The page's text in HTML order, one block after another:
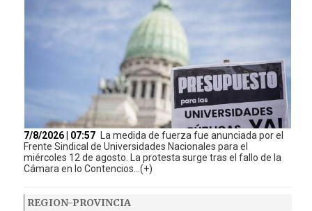
7/8/2026 | 07:57
La medida de fuerza fue anunciada por el
Frente Sindical de Universidades Nacionales para el
miércoles 12 de agosto. La protesta surge tras el fallo de la
Cámara en lo Contencios...(+)
REGION-PROVINCIA